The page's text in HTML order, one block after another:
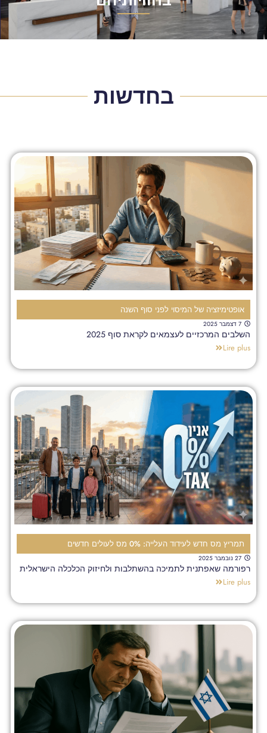
בחדשות
אופטימיזציה של המיסוי לפני סוף השנה
7 דצמבר 2025
השלבים המרכזיים לעצמאים לקראת סוף 2025
Lire plus
תמריץ מס חדש לעידוד העלייה: 0% מס לעולים חדשים
27 נובמבר 2025
רפורמה שאפתנית לתמיכה בהשתלבות ולחיזוק הכלכלה הישראלית
Lire plus